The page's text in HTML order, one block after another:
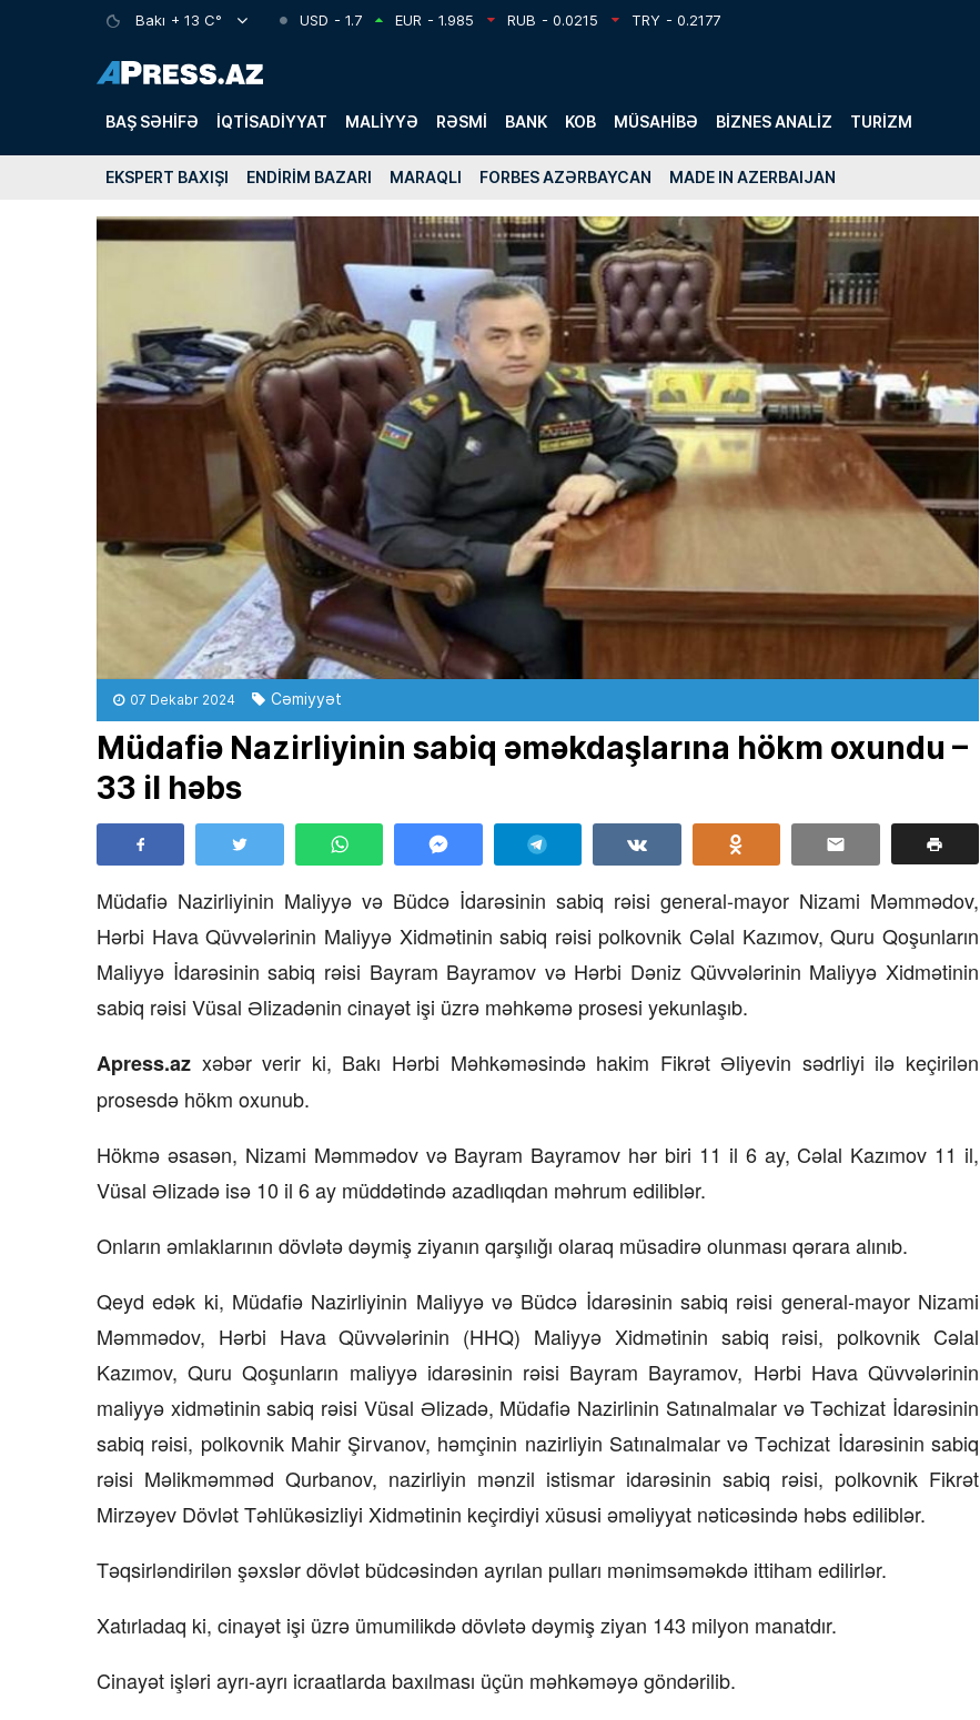
Bakı + 13 C° USD - 1.7 EUR - 1.985 RUB - 0.0215 TRY - 0.2177
BAŞ SƏHIFƏ İQTISADIYYAT MALIYYƏ RƏSMI BANK KOB MÜSAHIBƏ BIZNES ANALIZ TURIZM
EKSPERT BAXIŞI ENDIRIM BAZARI MARAQLI FORBES AZƏRBAYCAN MADE IN AZERBAIJAN
07 Dekabr 2024 Cəmiyyət
Müdafiə Nazirliyinin sabiq əməkdaşlarına hökm oxundu –
33 il həbs
Müdafiə Nazirliyinin Maliyyə və Büdcə İdarəsinin sabiq rəisi general-mayor Nizami Məmmədov,
Hərbi Hava Qüvvələrinin Maliyyə Xidmətinin sabiq rəisi polkovnik Cəlal Kazımov, Quru Qoşunların
Maliyyə İdarəsinin sabiq rəisi Bayram Bayramov və Hərbi Dəniz Qüvvələrinin Maliyyə Xidmətinin
sabiq rəisi Vüsal Əlizadənin cinayət işi üzrə məhkəmə prosesi yekunlaşıb.
Apress.az xəbər verir ki, Bakı Hərbi Məhkəməsində hakim Fikrət Əliyevin sədrliyi ilə keçirilən
prosesdə hökm oxunub.
Hökmə əsasən, Nizami Məmmədov və Bayram Bayramov hər biri 11 il 6 ay, Cəlal Kazımov 11 il,
Vüsal Əlizadə isə 10 il 6 ay müddətində azadlıqdan məhrum ediliblər.
Onların əmlaklarının dövlətə dəymiş ziyanın qarşılığı olaraq müsadirə olunması qərara alınıb.
Qeyd edək ki, Müdafiə Nazirliyinin Maliyyə və Büdcə İdarəsinin sabiq rəisi general-mayor Nizami
Məmmədov, Hərbi Hava Qüvvələrinin (HHQ) Maliyyə Xidmətinin sabiq rəisi, polkovnik Cəlal
Kazımov, Quru Qoşunların maliyyə idarəsinin rəisi Bayram Bayramov, Hərbi Hava Qüvvələrinin
maliyyə xidmətinin sabiq rəisi Vüsal Əlizadə, Müdafiə Nazirlinin Satınalmalar və Təchizat İdarəsinin
sabiq rəisi, polkovnik Mahir Şirvanov, həmçinin nazirliyin Satınalmalar və Təchizat İdarəsinin sabiq
rəisi Məlikməmməd Qurbanov, nazirliyin mənzil istismar idarəsinin sabiq rəisi, polkovnik Fikrət
Mirzəyev Dövlət Təhlükəsizliyi Xidmətinin keçirdiyi xüsusi əməliyyat nəticəsində həbs ediliblər.
Təqsirləndirilən şəxslər dövlət büdcəsindən ayrılan pulları mənimsəməkdə ittiham edilirlər.
Xatırladaq ki, cinayət işi üzrə ümumilikdə dövlətə dəymiş ziyan 143 milyon manatdır.
Cinayət işləri ayrı-ayrı icraatlarda baxılması üçün məhkəməyə göndərilib.
qarşısı necə
Müəssisələrin qiymətləndirilməsi
üzrə Milli Reyestr yaradılsın